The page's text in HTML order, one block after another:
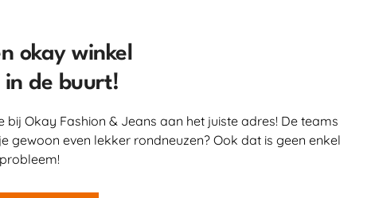
okay winkel
in de buurt!
Okay Fashion & Jeans aan het juiste adres! De teams
gewoon even lekker rondneuzen? Ook dat is geen enkel
probleem!